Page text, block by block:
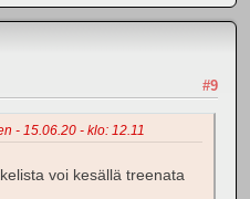
#9
- 15.06.20 - klo: 12.11
voi kesällä treenata